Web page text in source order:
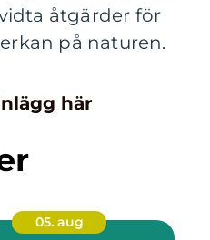
åtgärder för
på naturen.
här
05. aug